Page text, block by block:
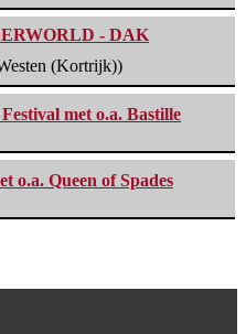
- DAK
(Kortrijk))
met o.a. Bastille
o.a. Queen of Spades